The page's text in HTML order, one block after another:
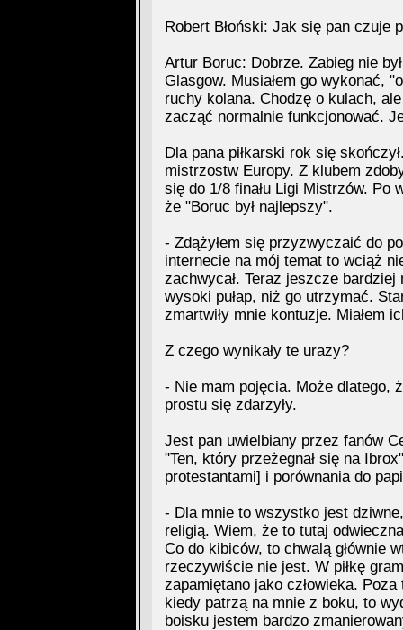
Robert Błoński: Jak się pan czuje
Artur Boruc: Dobrze. Zabieg nie
Glasgow. Musiałem go wykonać,
ruchy kolana. Chodzę o kulach,
zacząć normalnie funkcjonować.
Dla pana piłkarski rok się
mistrzostw Europy. Z klubem
się do 1/8 finału Ligi Mistrzów. Po
że "Boruc był najlepszy".
- Zdążyłem się przyzwyczaić do
internecie na mój temat to wciąż
zachwycał. Teraz jeszcze
wysoki pułap, niż go utrzymać.
zmartwiły mnie kontuzje. Miałem
Z czego wynikały te urazy?
- Nie mam pojęcia. Może dlatego,
prostu się zdarzyły.
Jest pan uwielbiany przez fanów
"Ten, który przeżegnał się na
protestantami] i porównania do
- Dla mnie to wszystko jest
religią. Wiem, że to tutaj
Co do kibiców, to chwalą głównie
rzeczywiście nie jest. W piłkę
zapamiętano jako człowieka.
kiedy patrzą na mnie z boku, to
boisku jestem bardzo